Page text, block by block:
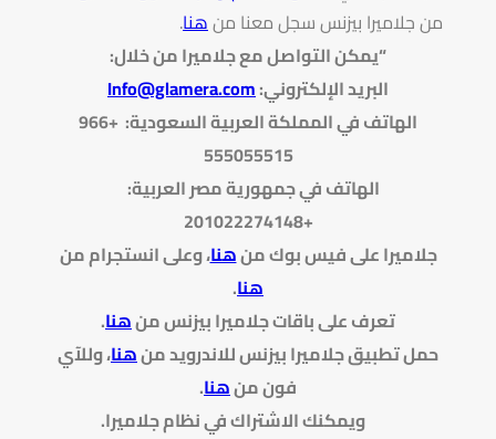
من جلاميرا بيزنس سجل معنا منهنا.
“يمكن التواصل مع جلاميرا من خلال:
البريد الإلكتروني:
Info@glamera.com
الهاتف في المملكة العربية السعودية: +966
555055515
الهاتف في جمهورية مصر العربية:
+201022274148
جلاميرا على فيس بوك منهنا، وعلى انستجرام من
هنا.
تعرف على باقات جلاميرا بيزنس منهنا.
حمل تطبيق جلاميرا بيزنس للاندرويد منهنا، وللآي
فون منهنا.
ويمكنك الاشتراك في نظام جلاميرا.